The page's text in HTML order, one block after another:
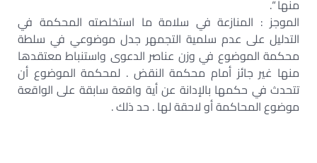
منها “.
الموجز : المنازعة في سلامة ما استخلصته المحكمة في
التدليل على عدم سلمية التجمهر جدل موضوعي في سلطة
محكمة الموضوع في وزن عناصر الدعوى واستنباط معتقدها
منها غير جائز أمام محكمة النقض . لمحكمة الموضوع أن
تتحدث في حكمها بالإدانة عن أية واقعة سابقة على الواقعة
موضوع المحاكمة أو لاحقة لها . حد ذلك .